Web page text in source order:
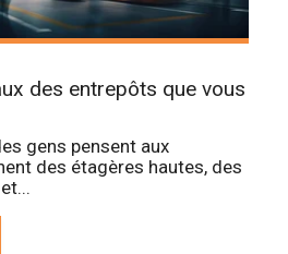
des entrepôts que vous
gens pensent aux
des étagères hautes, des